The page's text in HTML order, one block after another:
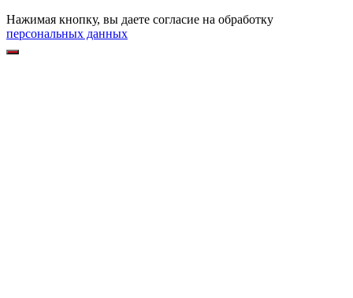
Нажимая кнопку, вы даете согласие на обработку
персональных данных